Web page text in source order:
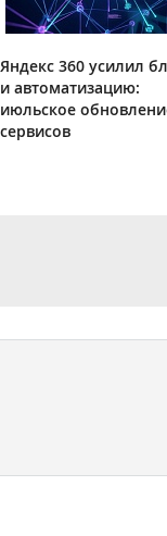
Яндекс 360 усилил
и автоматизацию:
июльское
сервисов